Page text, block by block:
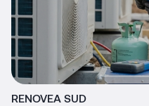
RENOVEA SUD